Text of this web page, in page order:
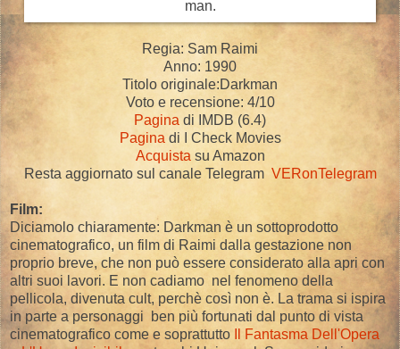
Regia: Sam Raimi
Anno: 1990
Titolo originale:Darkman
Voto e recensione: 4/10
Pagina di IMDB (6.4)
Pagina di I Check Movies
Acquista su Amazon
Resta aggiornato sul canale Telegram VERonTelegram
Film:
Diciamolo chiaramente: Darkman è un sottoprodotto
cinematografico, un film di Raimi dalla gestazione non
proprio breve, che non può essere considerato alla apri con
altri suoi lavori. E non cadiamo nel fenomeno della
pellicola, divenuta cult, perchè così non è. La trama si ispira
in parte a personaggi ben più fortunati dal punto di vista
cinematografico come e soprattutto
Il Fantasma Dell'Opera